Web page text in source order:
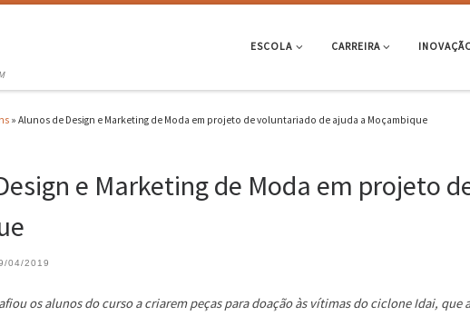
ESCOLA CARREIRA
» Alunos de Design e Marketing de Moda em projeto de voluntariado de ajuda a Moçambique
e Marketing de Moda em projeto
04/2019
os alunos do curso a criarem peças para doação às vítimas do ciclone Idai,